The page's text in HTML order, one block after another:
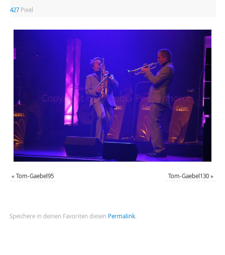
427Pixel
« Tom-Gaebel95 Tom-Gaebel130 »
Speichere in deinen Favoriten diesen Permalink.